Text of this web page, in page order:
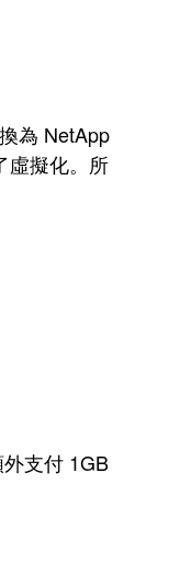
為 NetApp
虛擬化。所
支付 1GB